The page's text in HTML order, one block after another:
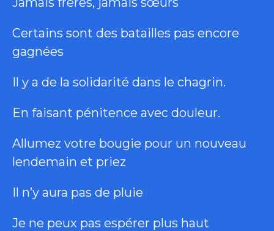
Certains sont des batailles pas encore
gagnées
Il y a de la solidarité dans le chagrin.
En faisant pénitence avec douleur.
Allumez votre bougie pour un nouveau
lendemain et priez
Il n’y aura pas de pluie
Je ne peux pas espérer plus haut